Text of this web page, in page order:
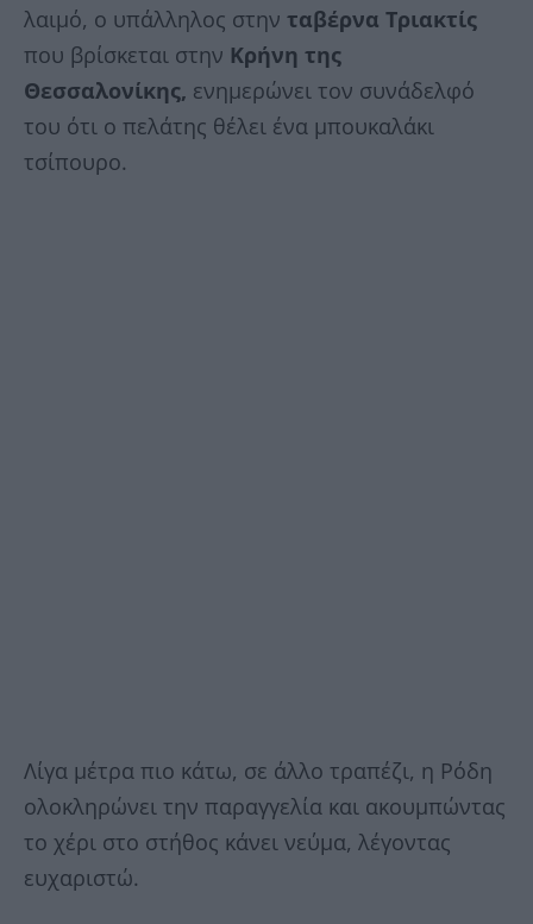
λαιμό, ο υπάλληλος στην ταβέρνα Τριακτίς
που βρίσκεται στην Κρήνη της
Θεσσαλονίκης, ενημερώνει τον συνάδελφό
του ότι ο πελάτης θέλει ένα μπουκαλάκι
τσίπουρο.
Λίγα μέτρα πιο κάτω, σε άλλο τραπέζι, η Ρόδη
ολοκληρώνει την παραγγελία και ακουμπώντας
το χέρι στο στήθος κάνει νεύμα, λέγοντας
ευχαριστώ.